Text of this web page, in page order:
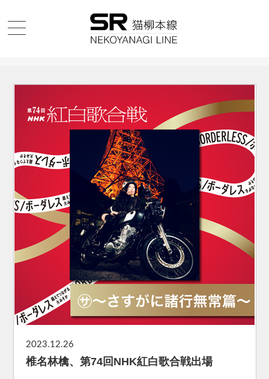
2023.12.26
椎名林檎、第74回NHK紅白歌合戦出場